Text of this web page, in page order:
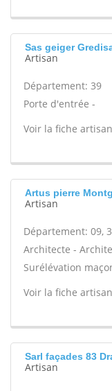
Sas geiger
Artisan
Département: 39
Porte d'entrée -
Voir la fiche
Artus pierre
Artisan
Département: 09,
Architecte -
Surélévation
Voir la fiche
Sarl façades 83
Artisan